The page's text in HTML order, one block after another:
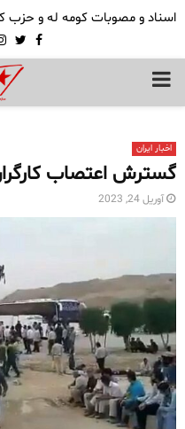
اسناد و مصوبات کومه له و حزب
PRIMARY
اخبار ایران
گسترش اعتصاب
آوریل 24, 2023